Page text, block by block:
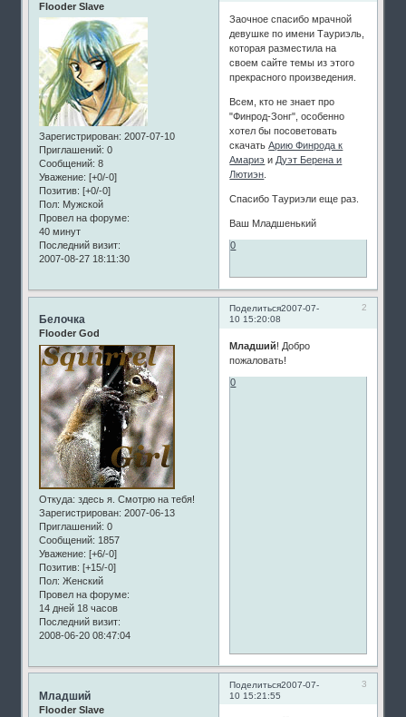
Flooder Slave
Зарегистрирован: 2007-07-10
Приглашений: 0
Сообщений: 8
Уважение: [+0/-0]
Позитив: [+0/-0]
Пол: Мужской
Провел на форуме:
40 минут
Последний визит:
2007-08-27 18:11:30
Заочное спасибо мрачной
девушке по имени Тауриэль,
которая разместила на
своем сайте темы из этого
прекрасного произведения.
Всем, кто не знает про
"Финрод-Зонг", особенно
хотел бы посоветовать
скачатьАрию Финрода к
Амариэ и Дуэт Берена и
Лютиэн
Спасибо Тауриэли еще раз.
Ваш Младшенький
0
Поделиться 2
2007-07-
10 15:20:08
Белочка
Flooder God
Откуда: здесь я. Смотрю на тебя!
Зарегистрирован: 2007-06-13
Приглашений: 0
Сообщений: 1857
Уважение: [+6/-0]
Позитив: [+15/-0]
Пол: Женский
Провел на форуме:
14 дней 18 часов
Последний визит:
2008-06-20 08:47:04
Младший! Добро
пожаловать!
0
Поделиться 3
2007-07-
10 15:21:55
Младший
Flooder Slave